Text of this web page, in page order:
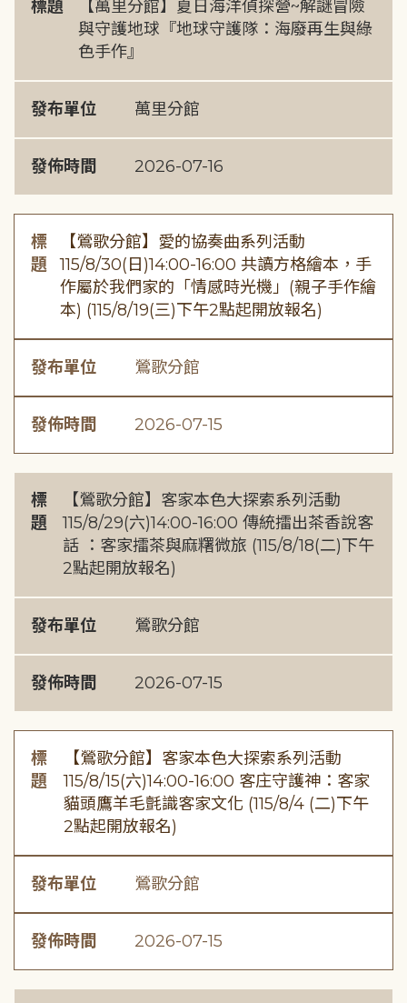
標題
【萬里分館】夏日海洋偵探營~解謎冒險
與守護地球『地球守護隊：海廢再生與綠
色手作』
發布單位 萬里分館
發佈時間 2026-07-16
標
題
【鶯歌分館】愛的協奏曲系列活動
115/8/30(日)14:00-16:00 共讀方格繪本，手
作屬於我們家的「情感時光機」(親子手作繪
本) (115/8/19(三)下午2點起開放報名)
發布單位 鶯歌分館
發佈時間 2026-07-15
標
題
【鶯歌分館】客家本色大探索系列活動
115/8/29(六)14:00-16:00 傳統擂出茶香說客
話 ：客家擂茶與麻糬微旅 (115/8/18(二)下午
2點起開放報名)
發布單位 鶯歌分館
發佈時間 2026-07-15
標
題
【鶯歌分館】客家本色大探索系列活動
115/8/15(六)14:00-16:00 客庄守護神：客家
貓頭鷹羊毛氈識客家文化 (115/8/4 (二)下午
2點起開放報名)
發布單位 鶯歌分館
發佈時間 2026-07-15